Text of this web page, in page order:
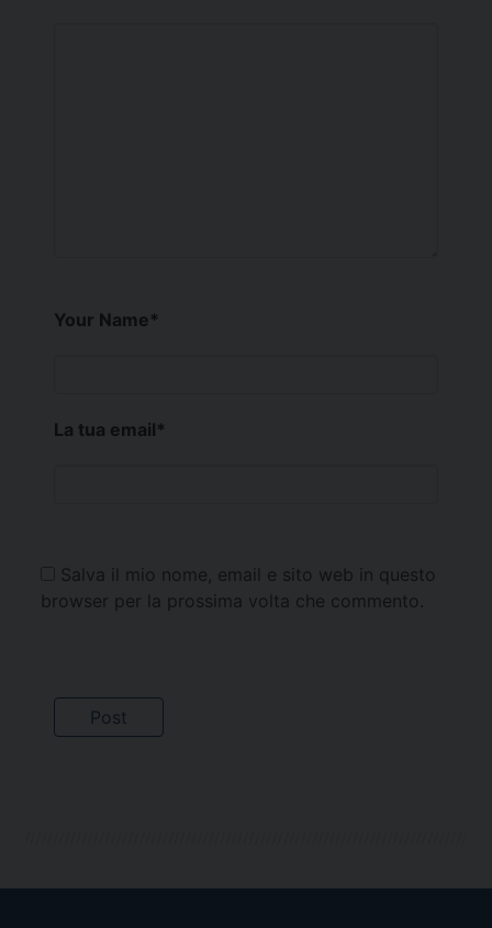
Your Name*
La tua email*
Salva il mio nome, email e sito web in questo
browser per la prossima volta che commento.